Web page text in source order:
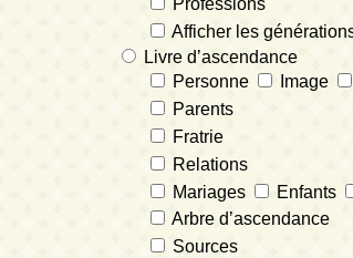
Professions
Afficher les
Livre d’ascendance
Personne
Image
Parents
Fratrie
Relations
Mariages
Enfants
Arbre d’ascendance
Sources